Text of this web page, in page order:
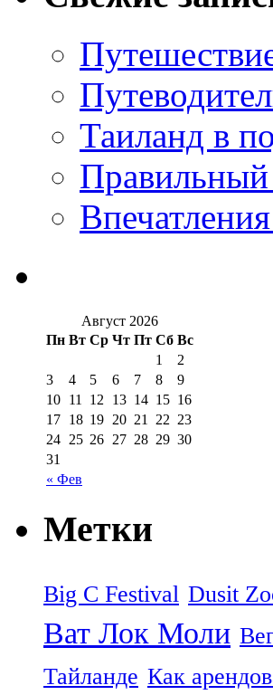
Таиланд в
Август 2026
Пн Вт Ср Чт Пт Сб Вс
« Фев
1
2
3
4 5 6 7 8
9
10 11 12 13 14 15 16
17 18 19 20 21 22 23
24 25 26 27 28 29 30
31
Метки
Big C Festival Dusit
Ват Лок Моли
Тайланде Как